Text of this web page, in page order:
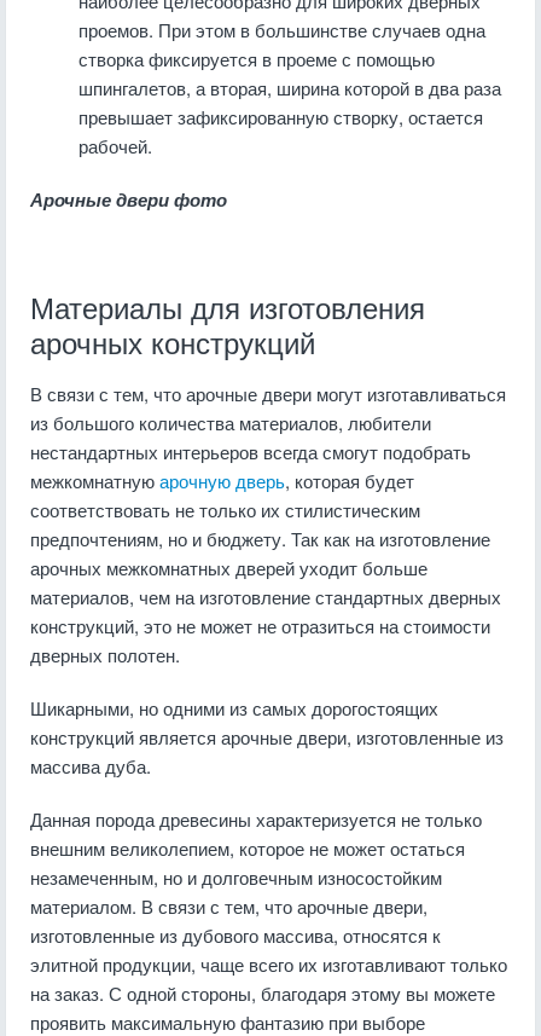
проемов. При этом в большинстве случаев одна
створка фиксируется в проеме с помощью
шпингалетов, а вторая, ширина которой в два раза
превышает зафиксированную створку, остается
рабочей.
Арочные двери фото
Материалы для изготовления
арочных конструкций
В связи с тем, что арочные двери могут изготавливаться
из большого количества материалов, любители
нестандартных интерьеров всегда смогут подобрать
межкомнатнуюарочную дверь, которая будет
соответствовать не только их стилистическим
предпочтениям, но и бюджету. Так как на изготовление
арочных межкомнатных дверей уходит больше
материалов, чем на изготовление стандартных дверных
конструкций, это не может не отразиться на стоимости
дверных полотен.
Шикарными, но одними из самых дорогостоящих
конструкций является арочные двери, изготовленные из
массива дуба.
Данная порода древесины характеризуется не только
внешним великолепием, которое не может остаться
незамеченным, но и долговечным износостойким
материалом. В связи с тем, что арочные двери,
изготовленные из дубового массива, относятся к
элитной продукции, чаще всего их изготавливают только
на заказ. С одной стороны, благодаря этому вы можете
проявить максимальную фантазию при выборе